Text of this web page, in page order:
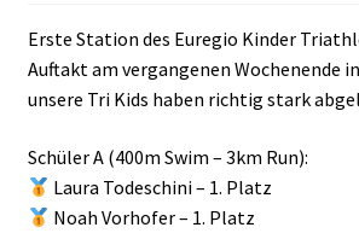
Erste Station des Euregio Kinder
Auftakt am vergangenen Wochenende
unsere Tri Kids haben richtig stark
Schüler A (400m Swim – 3km Run):
Laura Todeschini – 1. Platz
Noah Vorhofer – 1. Platz